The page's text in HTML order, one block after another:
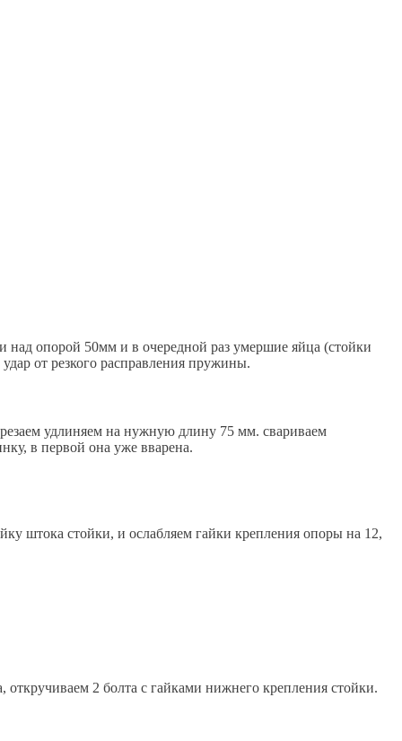
над опорой 50мм и в очередной раз умершие яйца (стойки
от резкого расправления пружины.
удлиняем на нужную длину 75 мм. свариваем
в первой она уже вварена.
штока стойки, и ослабляем гайки крепления опоры на 12,
2 болта с гайками нижнего крепления стойки.